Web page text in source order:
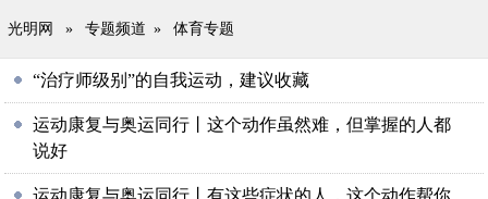
光明网 » 专题频道 » 体育专题
“治疗师级别”的自我运动，建议收藏
运动康复与奥运同行丨这个动作虽然难，但掌握的人都
说好
运动康复与奥运同行丨有这些症状的人，这个动作帮你